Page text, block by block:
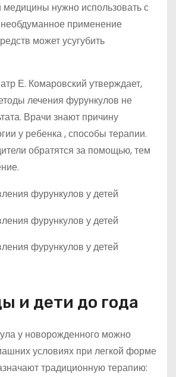
медицины нужно использовать с
применение
может усугубить
Е. Комаровский утверждает,
лечения фурункулов не
Врачи знают причину
у ребенка , способы терапии.
обратятся за помощью, тем
и дети до года
у новорожденного можно
условиях при легкой форме
традиционную терапию: